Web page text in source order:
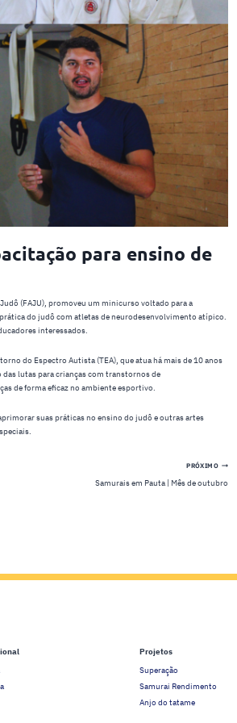
para ensino de
(FAJU), promoveu um minicurso voltado para a
do judô com atletas de neurodesenvolvimento atípico.
interessados.
do Espectro Autista (TEA), que atua há mais de 10 anos
lutas para crianças com transtornos de
de forma eficaz no ambiente esportivo.
suas práticas no ensino do judô e outras artes
PRÓXIMO
Samurais em Pauta | Mês de outubro
Projetos
Superação
Samurai Rendimento
Anjo do tatame